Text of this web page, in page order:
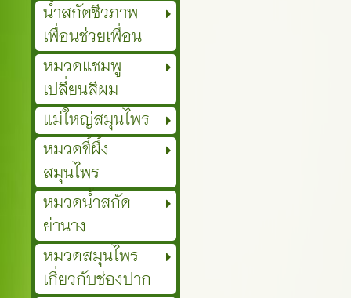
น้ำสกัดชีวภาพ
เพื่อนช่วยเพื่อน
หมวดแชมพู
เปลี่ยนสีผม
แม่ใหญ่สมุนไพร
หมวดขี้ผึ้ง
สมุนไพร
หมวดน้ำสกัด
ย่านาง
หมวดสมุนไพร
เกี่ยวกับช่องปาก